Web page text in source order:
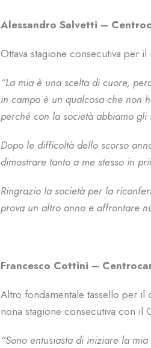
Alessandro Salvetti –
Ottava stagione consecutiva per
“La mia è una scelta di cuore,
in campo è un qualcosa che non
perché con la società abbiamo gli
Dopo le difficoltà dello scorso
dimostrare tanto a me stesso in
Ringrazio la società per la
prova un altro anno e affrontare
Francesco Cottini –
Altro fondamentale tassello per
nona stagione consecutiva con il
“Sono entusiasta di iniziare la